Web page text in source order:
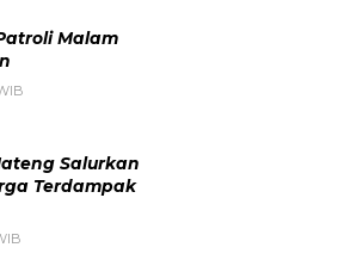
Malam
Salurkan
Terdampak